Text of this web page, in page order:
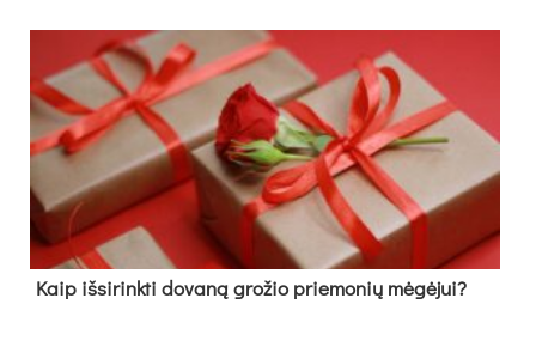
Kaip išsirinkti dovaną grožio priemonių mėgėjui?